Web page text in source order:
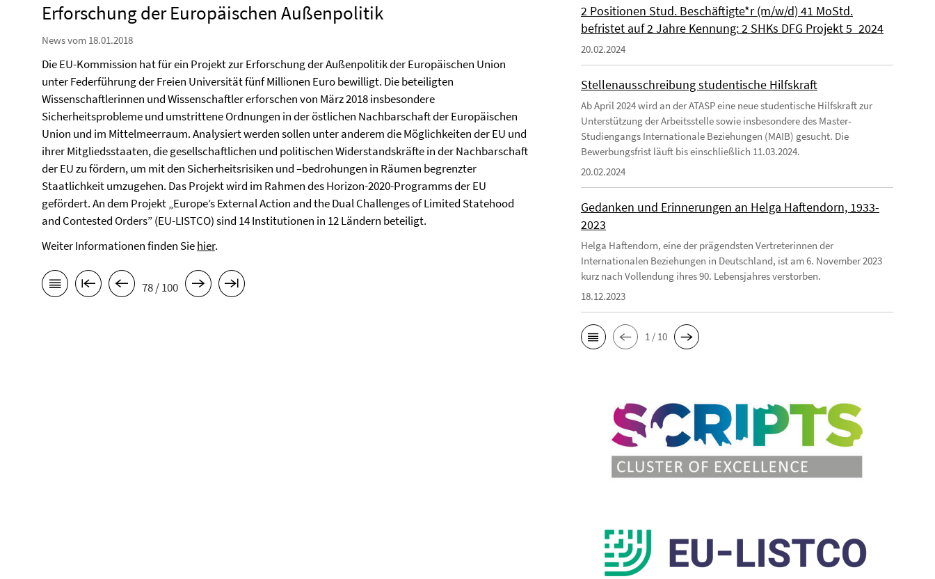
Erforschung der Europäischen Außenpolitik
News vom 18.01.2018
Die EU-Kommission hat für ein Projekt zur Erforschung der Außenpolitik der Europäischen Union
unter Federführung der Freien Universität fünf Millionen Euro bewilligt. Die beteiligten
Wissenschaftlerinnen und Wissenschaftler erforschen von März 2018 insbesondere
Sicherheitsprobleme und umstrittene Ordnungen in der östlichen Nachbarschaft der Europäischen
Union und im Mittelmeerraum. Analysiert werden sollen unter anderem die Möglichkeiten der EU und
ihrer Mitgliedsstaaten, die gesellschaftlichen und politischen Widerstandskräfte in der Nachbarschaft
der EU zu fördern, um mit den Sicherheitsrisiken und –bedrohungen in Räumen begrenzter
Staatlichkeit umzugehen. Das Projekt wird im Rahmen des Horizon-2020-Programms der EU
gefördert. An dem Projekt „Europe’s External Action and the Dual Challenges of Limited Statehood
and Contested Orders” (EU-LISTCO) sind 14 Institutionen in 12 Ländern beteiligt.
Weiter Informationen finden Siehier.
78 / 100
2 Positionen Stud. Beschäftigte*r (m/w/d) 41 MoStd.
befristet auf 2 Jahre Kennung: 2 SHKs DFG Projekt 5_2024
20.02.2024
Stellenausschreibung studentische Hilfskraft
Ab April 2024 wird an der ATASP eine neue studentische Hilfskraft zur
Unterstützung der Arbeitsstelle sowie insbesondere des Master-
Studiengangs Internationale Beziehungen (MAIB) gesucht. Die
Bewerbungsfrist läuft bis einschließlich 11.03.2024.
20.02.2024
Gedanken und Erinnerungen an Helga Haftendorn, 1933-
2023
Helga Haftendorn, eine der prägendsten Vertreterinnen der
Internationalen Beziehungen in Deutschland, ist am 6. November 2023
kurz nach Vollendung ihres 90. Lebensjahres verstorben.
18.12.2023
1 / 10